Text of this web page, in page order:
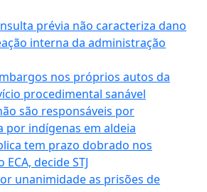
prévia não caracteriza dano
interna da administração
nos próprios autos da
procedimental sanável
são responsáveis por
por indígenas em aldeia
tem prazo dobrado nos
decide STJ
unanimidade as prisões de